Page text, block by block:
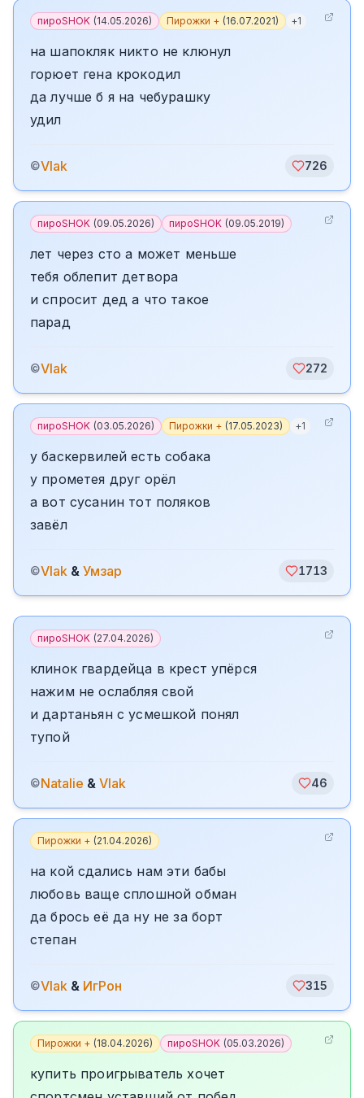
пироSHOK (14.05.2026) Пирожки + (16.07.2021) +1
на шапокляк никто не клюнул
горюет гена крокодил
да лучше б я на чебурашку
удил
©Vlak 726
пироSHOK (09.05.2026) пироSHOK (09.05.2019)
лет через сто а может меньше
тебя облепит детвора
и спросит дед а что такое
парад
©Vlak 272
пироSHOK (03.05.2026) Пирожки + (17.05.2023) +1
у баскервилей есть собака
у прометея друг орëл
а вот сусанин тот поляков
завëл
©Vlak & Умзар 1713
пироSHOK (27.04.2026)
клинок гвардейца в крест упёрся
нажим не ослабляя свой
и дартаньян с усмешкой понял
тупой
©Natalie & Vlak 46
Пирожки + (21.04.2026)
на кой сдались нам эти бабы
любовь ваще сплошной обман
да брось её да ну не за борт
степан
©Vlak & ИгРон 315
Пирожки + (18.04.2026) пироSHOK (05.03.2026)
купить проигрыватель хочет